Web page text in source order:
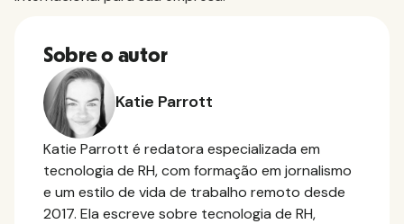
Sobre o autor
Katie Parrott
Katie Parrott é redatora especializada em
tecnologia de RH, com formação em jornalismo
e um estilo de vida de trabalho remoto desde
2017. Ela escreve sobre tecnologia de RH,